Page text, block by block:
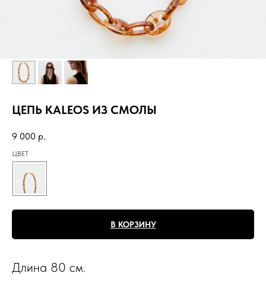
ЦЕПЬ KALEOS ИЗ СМОЛЫ
9 000 р.
ЦВЕТ
В КОРЗИНУ
Длина 80 см.